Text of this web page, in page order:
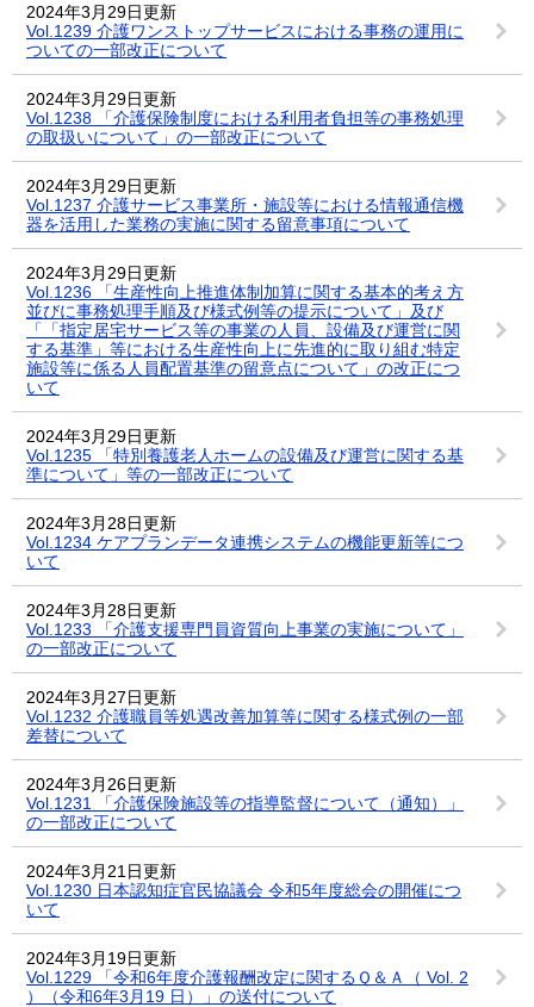
2024年3月29日更新
Vol.1239 介護ワンストップサービスにおける事務の運用に
ついての一部改正について
2024年3月29日更新
Vol.1238 「介護保険制度における利用者負担等の事務処理
の取扱いについて」の一部改正について
2024年3月29日更新
Vol.1237 介護サービス事業所・施設等における情報通信機
器を活用した業務の実施に関する留意事項について
2024年3月29日更新
Vol.1236 「生産性向上推進体制加算に関する基本的考え方
並びに事務処理手順及び様式例等の提示について」及び
「「指定居宅サービス等の事業の人員、設備及び運営に関
する基準」等における生産性向上に先進的に取り組む特定
施設等に係る人員配置基準の留意点について」の改正につ
いて
2024年3月29日更新
Vol.1235 「特別養護老人ホームの設備及び運営に関する基
準について」等の一部改正について
2024年3月28日更新
Vol.1234 ケアプランデータ連携システムの機能更新等につ
いて
2024年3月28日更新
Vol.1233 「介護支援専門員資質向上事業の実施について」
の一部改正について
2024年3月27日更新
Vol.1232 介護職員等処遇改善加算等に関する様式例の一部
差替について
2024年3月26日更新
Vol.1231 「介護保険施設等の指導監督について（通知）」
の一部改正について
2024年3月21日更新
Vol.1230 日本認知症官民協議会 令和5年度総会の開催につ
いて
2024年3月19日更新
Vol.1229 「令和6年度介護報酬改定に関するＱ＆Ａ（ Vol. 2
）（令和6年3月19 日）」の送付について